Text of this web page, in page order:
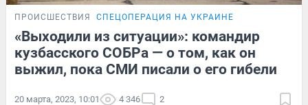
ПРОИСШЕСТВИЯ СПЕЦОПЕРАЦИЯ НА УКРАИНЕ
«Выходили из ситуации»: командир
кузбасского СОБРа — о том, как он
выжил, пока СМИ писали о его гибели
20 марта, 2023, 10:01 4 346 2